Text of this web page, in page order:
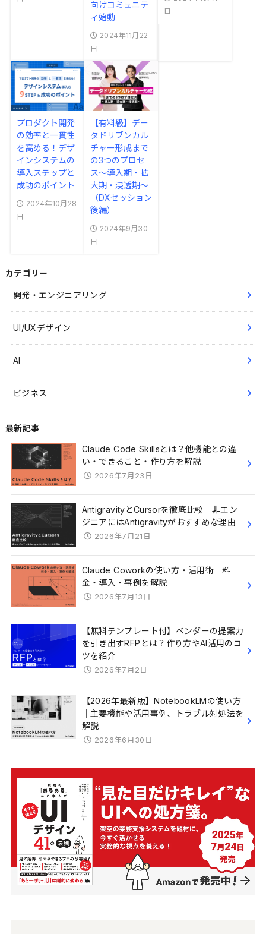
向けコミュニテ
ィ始動
2024年11月22
日
日
プロダクト開発
の効率と一貫性
を高める！デザ
インシステムの
導入ステップと
成功のポイント
2024年10月28
日
【有料級】デー
タドリブンカル
チャー形成まで
の3つのプロセ
ス～導入期・拡
大期・浸透期～
（DXセッション
後編）
2024年9月30
日
カテゴリー
開発・エンジニアリング
UI/UXデザイン
AI
ビジネス
最新記事
Claude Code Skillsとは？他機能との違
い・できること・作り方を解説
2026年7月23日
AntigravityとCursorを徹底比較｜非エン
ジニアにはAntigravityがおすすめな理由
2026年7月21日
Claude Coworkの使い方・活用術｜料
金・導入・事例を解説
2026年7月13日
【無料テンプレート付】ベンダーの提案力
を引き出すRFPとは？作り方やAI活用のコ
ツを紹介
2026年7月2日
【2026年最新版】NotebookLMの使い方
｜主要機能や活用事例、トラブル対処法を
解説
2026年6月30日